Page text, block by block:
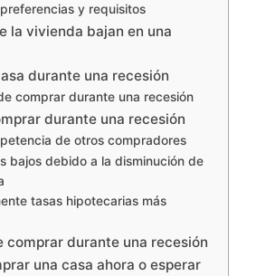
y requisitos
la vivienda bajan en una
durante una recesión
comprar durante una recesión
durante una recesión
de otros compradores
bajos debido a la disminución de
tasas hipotecarias más
comprar durante una recesión
una casa ahora o esperar